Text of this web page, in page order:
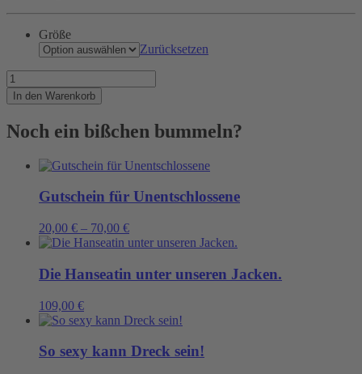
Größe
Zurücksetzen
Shit
happens
Menge
In den Warenkorb
Noch ein bißchen bummeln?
Gutschein für Unentschlossene
20,00 € – 70,00 €
Die Hanseatin unter unseren Jacken.
109,00 €
So sexy kann Dreck sein!